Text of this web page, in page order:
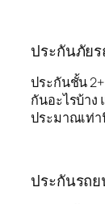
ประกันภัย
ประกันชั้น
กันอะไรบ้าง
ประมาณเท่
ประกันรถ